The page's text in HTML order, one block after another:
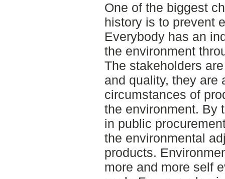
One of the biggest
history is to prevent
Everybody has an
the environment
The stakeholders
and quality, they are
circumstances of
the environment. By
in public
the environmental
products.
more and more self